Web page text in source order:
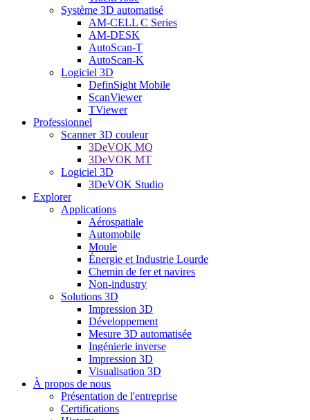
Système 3D automatisé
AM-CELL C Series
AM-DESK
AutoScan-T
AutoScan-K
Logiciel 3D
DefinSight Mobile
ScanViewer
TViewer
Professionnel
Scanner 3D couleur
3DeVOK MQ
3DeVOK MT
Logiciel 3D
3DeVOK Studio
Explorer
Applications
Aérospatiale
Automobile
Moule
Énergie et Industrie Lourde
Chemin de fer et navires
Non-industry
Solutions 3D
Impression 3D
Développement
Mesure 3D automatisée
Ingénierie inverse
Impression 3D
Visualisation 3D
À propos de nous
Présentation de l'entreprise
Certifications